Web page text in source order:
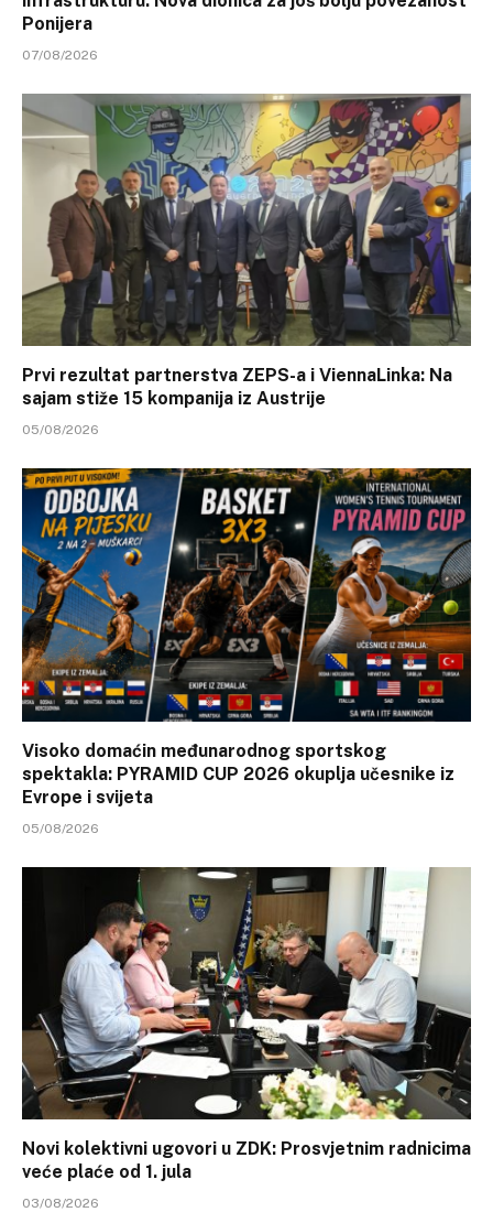
Ponijera
07/08/2026
Prvi rezultat partnerstva ZEPS-a i ViennaLinka: Na
sajam stiže 15 kompanija iz Austrije
05/08/2026
Visoko domaćin međunarodnog sportskog
spektakla: PYRAMID CUP 2026 okuplja učesnike iz
Evrope i svijeta
05/08/2026
Novi kolektivni ugovori u ZDK: Prosvjetnim radnicima
veće plaće od 1. jula
03/08/2026